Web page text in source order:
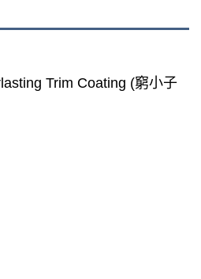
Trim Coating (窮小子